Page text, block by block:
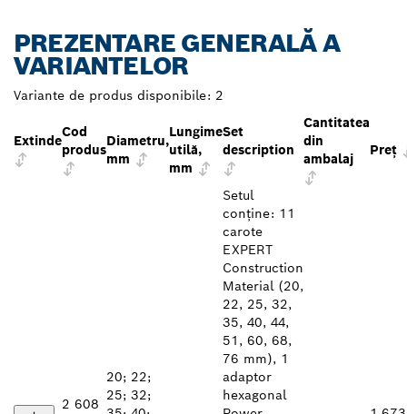
PREZENTARE GENERALĂ A
VARIANTELOR
Variante de produs disponibile: 2
Extinde
Cod
produs
Diametru,
mm
Lungime
utilă,
mm
Set
description
Cantitatea
din
ambalaj
Preţ
2 608
20; 22;
25; 32;
Setul
conține: 11
carote
EXPERT
Construction
Material (20,
22, 25, 32,
35, 40, 44,
51, 60, 68,
76 mm), 1
adaptor
hexagonal